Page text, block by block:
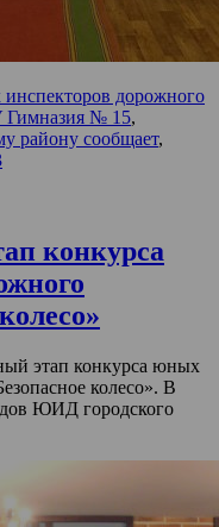
дорожного
№ 15,
сообщает,
конкурса
этап конкурса юных
колесо». В
ЮИД городского